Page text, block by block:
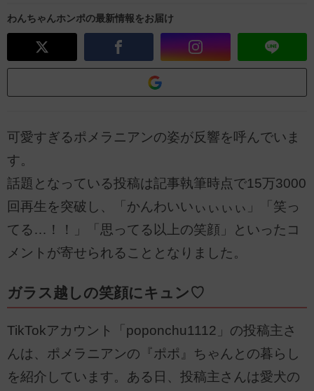
わんちゃんホンポの最新情報をお届け
可愛すぎるポメラニアンの姿が反響を呼んでいま
す。
話題となっている投稿は記事執筆時点で15万3000
回再生を突破し、「かんわいいぃぃぃぃ」「笑っ
てる…！！」「思ってる以上の笑顔」といったコ
メントが寄せられることとなりました。
ガラス越しの笑顔にキュン♡
TikTokアカウント「poponchu1112」の投稿主さ
んは、ポメラニアンの『ポポ』ちゃんとの暮らし
を紹介しています。ある日、投稿主さんは愛犬の